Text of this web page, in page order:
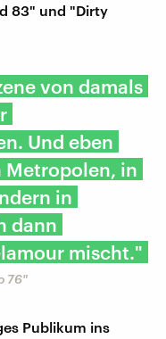
83" und "Dirty
von damals
Und eben
in
in
dann
mischt."
76"
Publikum ins